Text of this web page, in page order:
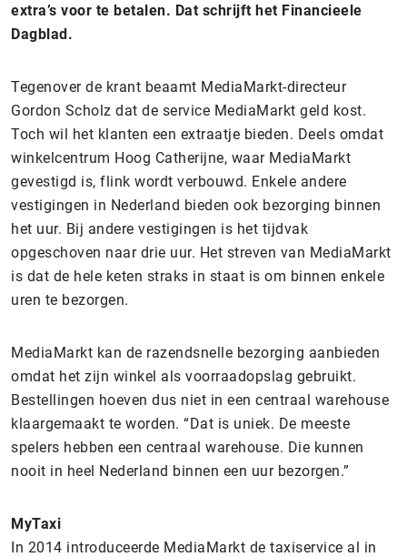
extra’s voor te betalen. Dat schrijft het Financieele
Dagblad.
Tegenover de krant beaamt MediaMarkt-directeur
Gordon Scholz dat de service MediaMarkt geld kost.
Toch wil het klanten een extraatje bieden. Deels omdat
winkelcentrum Hoog Catherijne, waar MediaMarkt
gevestigd is, flink wordt verbouwd. Enkele andere
vestigingen in Nederland bieden ook bezorging binnen
het uur. Bij andere vestigingen is het tijdvak
opgeschoven naar drie uur. Het streven van MediaMarkt
is dat de hele keten straks in staat is om binnen enkele
uren te bezorgen.
MediaMarkt kan de razendsnelle bezorging aanbieden
omdat het zijn winkel als voorraadopslag gebruikt.
Bestellingen hoeven dus niet in een centraal warehouse
klaargemaakt te worden. “Dat is uniek. De meeste
spelers hebben een centraal warehouse. Die kunnen
nooit in heel Nederland binnen een uur bezorgen.”
MyTaxi
In 2014 introduceerde MediaMarkt de taxiservice al in